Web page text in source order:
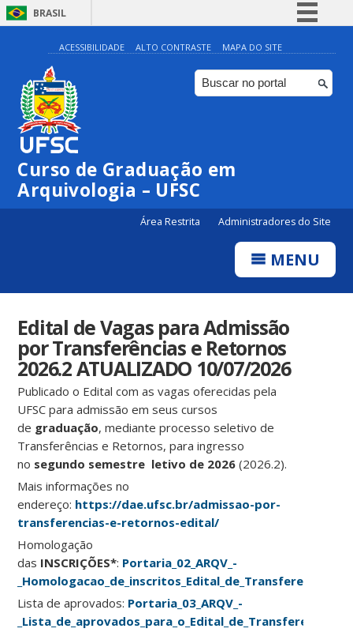
BRASIL
Simplifique!
Comunica BR
Participe
ACESSIBILIDADE ALTO CONTRASTE MAPA DO SITE
Curso de Graduação em
Arquivologia – UFSC
Área Restrita Administradores do Site
MENU
Edital de Vagas para Admissão
por Transferências e Retornos
2026.2 ATUALIZADO 10/07/2026
Publicado o Edital com as vagas oferecidas pela
UFSC para admissão em seus cursos
de graduação, mediante processo seletivo de
Transferências e Retornos, para ingresso
no segundo semestre letivo de 2026 (2026.2).
Mais informações no
endereço: https://dae.ufsc.br/admissao-por-
transferencias-e-retornos-edital/
Homologação
das INSCRIÇÕES*: Portaria_02_ARQV_-
Lista de aprovados: Portaria_03_ARQV_-